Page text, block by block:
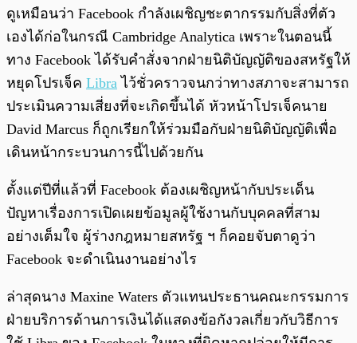
พร้อมเล่น 0:00 / 0:00
ดูเหมือนว่า Facebook กำลังเผชิญชะตากรรมกับสิ่งที่ตัว
เองได้ก่อในกรณี Cambridge Analytica เพราะในตอนนี้
ทาง Facebook ได้รับคำสั่งจากฝ่ายนิติบัญญัติของสหรัฐให้
หยุดโปรเจ็ค Libra ไว้ชั่วคราวจนกว่าทางสภาจะสามารถ
ประเมินความเสี่ยงที่จะเกิดขึ้นได้ หัวหน้าโปรเจ็คนาย
David Marcus ก็ถูกเรียกให้ร่วมมือกับฝ่ายนิติบัญญัติเพื่อ
เดินหน้ากระบวนการนี้ไปด้วยกัน
ตั้งแต่ปีที่แล้วที่ Facebook ต้องเผชิญหน้ากับประเด็น
ปัญหาเรื่องการเปิดเผยข้อมูลผู้ใช้งานกับบุคคลที่สาม
อย่างเต็มใจ ผู้ร่างกฎหมายสหรัฐ ฯ ก็คอยจับตาดูว่า
Facebook จะดำเนินงานอย่างไร
ล่าสุดนาง Maxine Waters ตัวแทนประธานคณะกรรมการ
ฝ่ายบริการด้านการเงินได้แสดงข้อกังวลเกี่ยวกับวิธีการ